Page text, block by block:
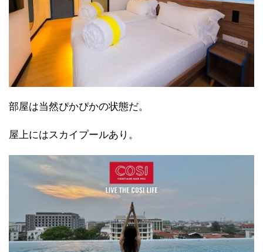
部屋は当然ぴかぴかの状態だ。
屋上にはスカイプールあり。